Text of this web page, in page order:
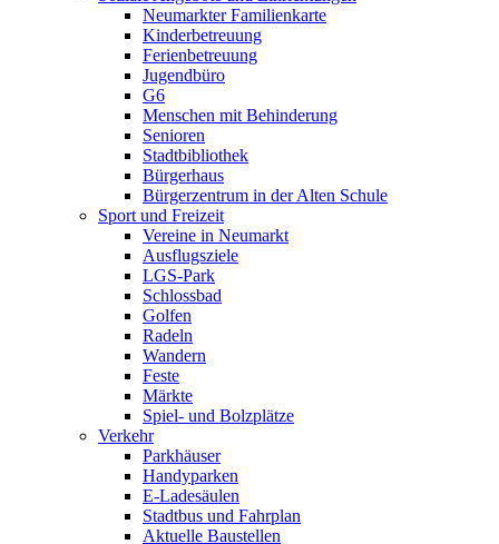
Neumarkter Familienkarte
Kinderbetreuung
Ferienbetreuung
Jugendbüro
G6
Menschen mit Behinderung
Senioren
Stadtbibliothek
Bürgerhaus
Bürgerzentrum in der Alten Schule
Sport und Freizeit
Vereine in Neumarkt
Ausflugsziele
LGS-Park
Schlossbad
Golfen
Radeln
Wandern
Feste
Märkte
Spiel- und Bolzplätze
Verkehr
Parkhäuser
Handyparken
E-Ladesäulen
Stadtbus und Fahrplan
Aktuelle Baustellen